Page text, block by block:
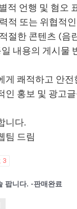
적 언행 및 혐오
적 또는 위협적
절한 콘텐츠 (음
일 내용의 게시물
게 쾌적하고 안
인 홍보 및 광고
니다.
팀 드림
3
팝니다. -판매완료